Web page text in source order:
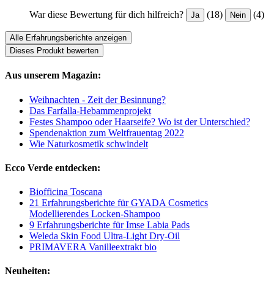
War diese Bewertung für dich hilfreich? Ja (18) Nein (4)
Alle Erfahrungsberichte anzeigen
Dieses Produkt bewerten
Aus unserem Magazin:
Weihnachten - Zeit der Besinnung?
Das Farfalla-Hebammenprojekt
Festes Shampoo oder Haarseife? Wo ist der Unterschied?
Spendenaktion zum Weltfrauentag 2022
Wie Naturkosmetik schwindelt
Ecco Verde entdecken:
Biofficina Toscana
21 Erfahrungsberichte für GYADA Cosmetics
Modellierendes Locken-Shampoo
9 Erfahrungsberichte für Imse Labia Pads
Weleda Skin Food Ultra-Light Dry-Oil
PRIMAVERA Vanilleextrakt bio
Neuheiten: